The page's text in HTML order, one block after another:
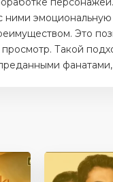
ними
Это
Такой